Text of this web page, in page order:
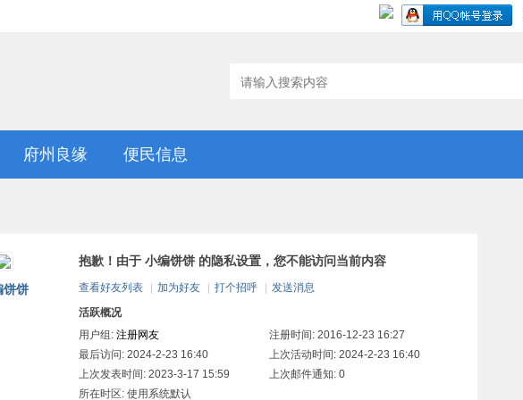
府州良缘 便民信息
饼饼
抱歉！由于 小编饼饼 的隐私设置，您不能访问当前内容
查看好友列表 加为好友 打个招呼
发送消息
活跃概况
用户组: 注册网友
注册时间: 2016-12-23 16:27
最后访问: 2024-2-23 16:40
上次活动时间: 2024-2-23 16:40
上次发表时间: 2023-3-17 15:59
上次邮件通知: 0
所在时区: 使用系统默认